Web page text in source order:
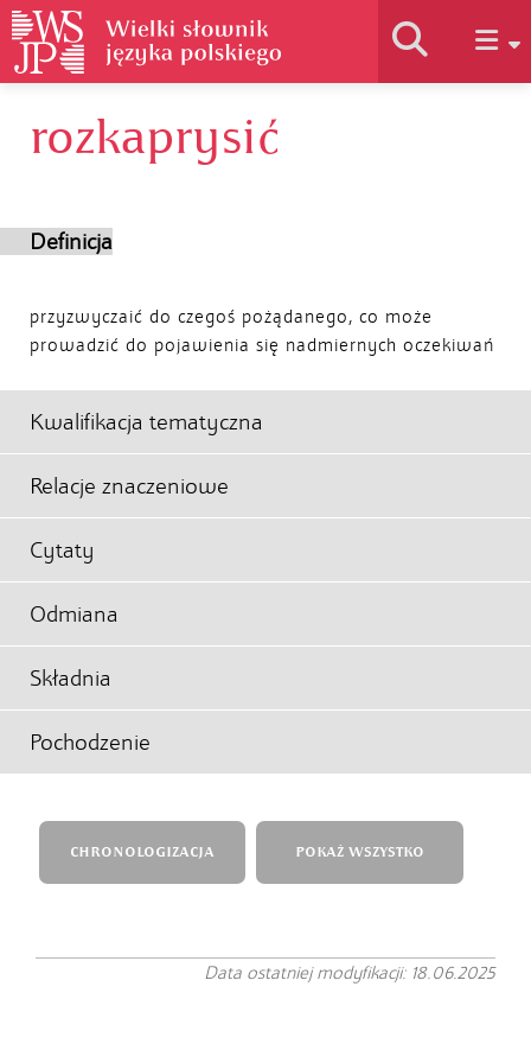
Historia słownika
rozkaprysić
Definicja
przyzwyczaić do czegoś pożądanego, co może
prowadzić do pojawienia się nadmiernych oczekiwań
Kwalifikacja tematyczna
Relacje znaczeniowe
Cytaty
Odmiana
Składnia
Pochodzenie
CHRONOLOGIZACJA POKAŻ WSZYSTKO
Data ostatniej modyfikacji: 18.06.2025